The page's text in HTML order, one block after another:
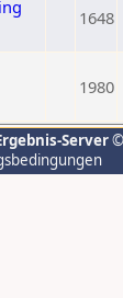
1648
1980
Server